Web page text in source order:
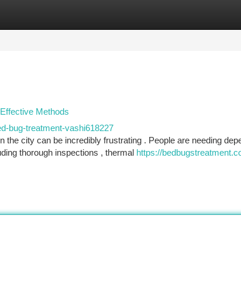
Methods
bug-treatment-vashi618227
the city can be incredibly frustrating . People are needing
thorough inspections , thermal https://